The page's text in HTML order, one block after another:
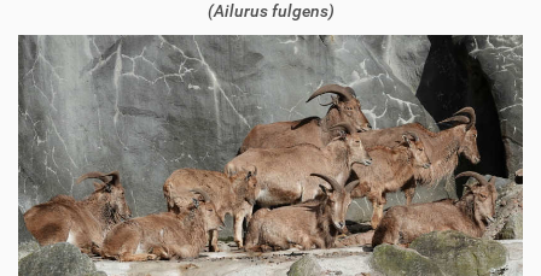
(Ailurus fulgens)